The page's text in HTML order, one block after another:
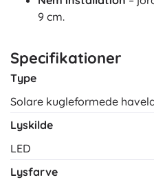
9 cm.
Specifikationer
Type
Solare kugleformede
Lyskilde
LED
Lysfarve